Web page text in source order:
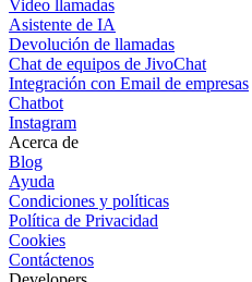
Video llamadas
Asistente de IA
Devolución de llamadas
Chat de equipos de JivoChat
Integración con Email de empresas
Chatbot
Instagram
Acerca de
Blog
Ayuda
Condiciones y políticas
Política de Privacidad
Cookies
Contáctenos